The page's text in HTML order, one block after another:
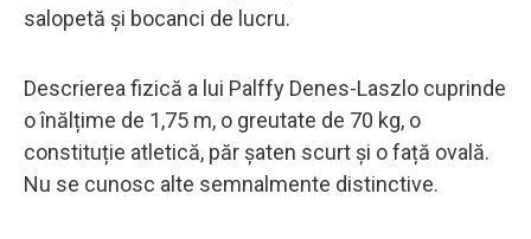
salopetă și bocanci de lucru.
Descrierea fizică a lui Palffy Denes-Laszlo cuprinde
o înălțime de 1,75 m, o greutate de 70 kg, o
constituție atletică, păr șaten scurt și o față ovală.
Nu se cunosc alte semnalmente distinctive.